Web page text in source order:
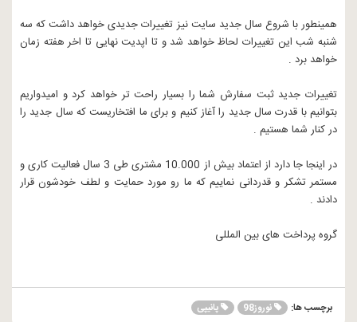
همینطور با شروع سال جدید سایت نیز تغییرات جدیدی خواهد داشت که سه
شنبه شب این تغییرات لحاظ خواهد شد و تا اپدیت نهایی تا اخر هفته زمان
خواهد برد .
تغییرات جدید ثبت سفارش شما را بسیار راحت تر خواهد کرد و امیدواریم
بتوانیم با قدرت سال جدید را آغاز کنیم و برای ما افتخاریست که سال جدید را
در کنار شما هستیم .
در اینجا جا دارد از اعتماد بیش از 10.000 مشتری طی 3 سال فعالیت کاری و
مستمر تشکر و قدردانی نماییم که ما رو مورد حمایت و لطف خودشون قرار
دادند .
گروه پرداخت های بین المللی
برچسب ها: نوروز98 پانیپی